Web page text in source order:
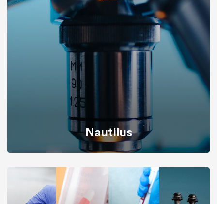
per la visualizzazione, l’elaborazione e la gestione dei
dati di spettroscopia, la suite di software per
Thermo Scientific™ GRAMS/AI™ fornisce una serie di
applicazioni complementari e completamente integrate
che aumentano la produttività in tutte le aree dell’analisi
Nautilus
Nautilus Biobanking è progettato per i particolari